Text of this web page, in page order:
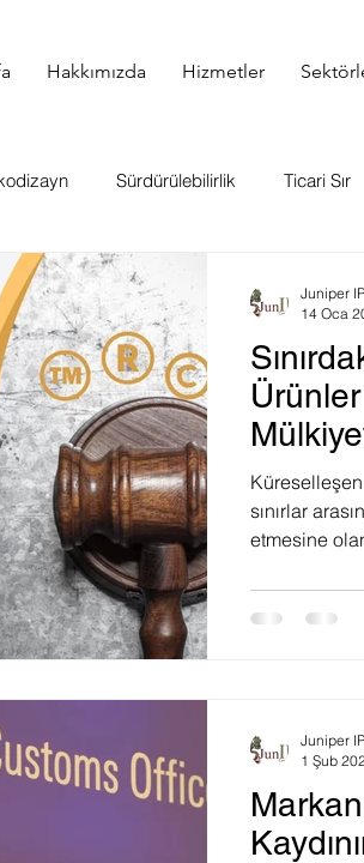
Hakkımızda Hizmetler
Sürdürülebilirlik Ticari Sır
Fikri Mülkiyet
Gündem Juniper IP Sözlük
sınırlar
etmesine
Juniper IP
14 Oca
Juniper IP
1 Şub